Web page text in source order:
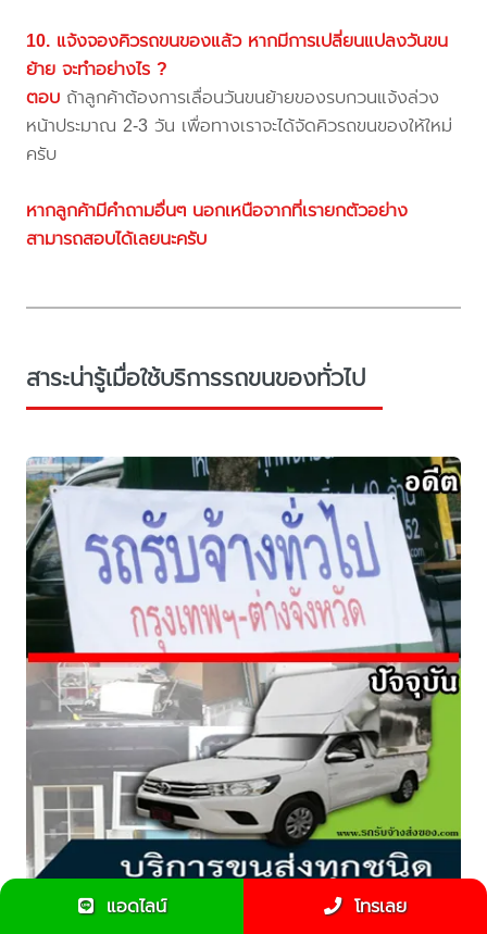
10. แจ้งจองคิวรถขนของแล้ว หากมีการเปลี่ยนแปลงวันขน
ย้าย จะทำอย่างไร ?
ตอบ ถ้าลูกค้าต้องการเลื่อนวันขนย้ายของรบกวนแจ้งล่วง
หน้าประมาณ 2-3 วัน เพื่อทางเราจะได้จัดคิวรถขนของให้ใหม่
ครับ
หากลูกค้ามีคำถามอื่นๆ นอกเหนือจากที่เรายกตัวอย่าง
สามารถสอบได้เลยนะครับ
สาระน่ารู้เมื่อใช้บริการรถขนของทั่วไป
แอดไลน์ โทรเลย